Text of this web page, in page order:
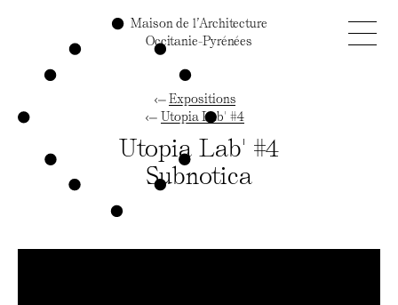
Maison de l’Architecture
Occitanie-Pyrénées
Expositions
Utopia Lab' #4
Utopia Lab' #4
Subnotica